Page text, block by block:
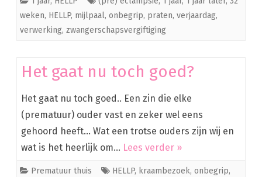
weken, HELLP, mijlpaal, onbegrip, praten, verjaardag,
verwerking, zwangerschapsvergiftiging
Het gaat nu toch goed?
Het gaat nu toch goed.. Een zin die elke
(prematuur) ouder vast en zeker wel eens
gehoord heeft… Wat een trotse ouders zijn wij en
wat is het heerlijk om… Lees verder »
Prematuur thuis HELLP, kraambezoek, onbegrip,